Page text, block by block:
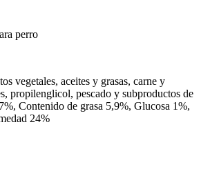
perro
vegetales, aceites y grasas, carne y
propilenglicol, pescado y subproductos de
Contenido de grasa 5,9%, Glucosa 1%,
24%